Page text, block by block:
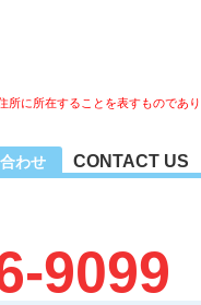
に所在することを表すものであ
わせ CONTACT US
9099